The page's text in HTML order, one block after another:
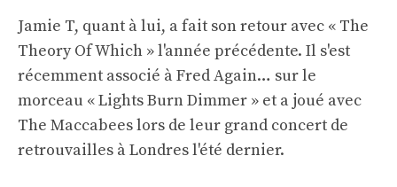
Jamie T, quant à lui, a fait son retour avec « The
Theory Of Which » l'année précédente. Il s'est
récemment associé à Fred Again… sur le
morceau « Lights Burn Dimmer » et a joué avec
The Maccabees lors de leur grand concert de
retrouvailles à Londres l'été dernier.